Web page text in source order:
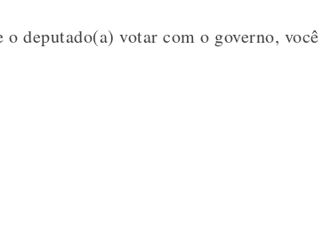
deputado(a) votar com o governo, você